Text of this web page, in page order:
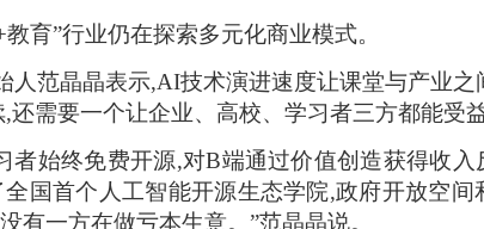
育”行业仍在探索多元化商业模式。
人范晶晶表示,AI技术演进速度让课堂与产业
需要一个让企业、高校、学习者三方都能受
者始终免费开源,对B端通过价值创造获得收入
国首个人工智能开源生态学院,政府开放空
有一方在做亏本生意。”范晶晶说。